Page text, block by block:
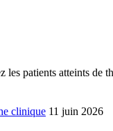
les patients atteints de
clinique 11 juin 2026